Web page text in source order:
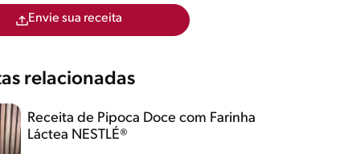
Envie sua receita
relacionadas
Receita de Pipoca Doce com Farinha
Láctea NESTLÉ®